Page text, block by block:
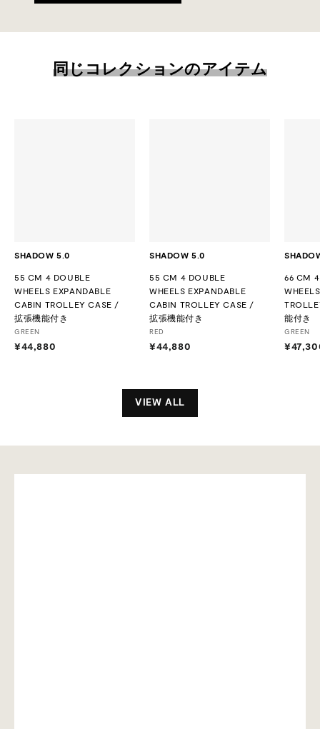
同じコレクションのアイテム
SHADOW 5.0
55 CM 4 DOUBLE
WHEELS EXPANDABLE
CABIN TROLLEY CASE /
拡張機能付き
GREEN
¥44,880
SHADOW 5.0
55 CM 4 DOUBLE
WHEELS EXPANDABLE
CABIN TROLLEY CASE /
拡張機能付き
RED
¥44,880
,
8
66 CM
能付き
GREEN
VIEW ALL